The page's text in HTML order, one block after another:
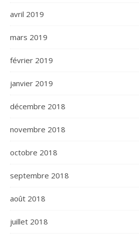
avril 2019
mars 2019
février 2019
janvier 2019
décembre 2018
novembre 2018
octobre 2018
septembre 2018
août 2018
juillet 2018